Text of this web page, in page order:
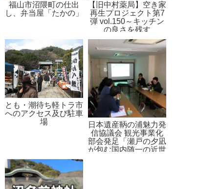
福山市沼隈町の仕出
し、弁当屋「たかの」
【旧中村薬局】空き家
再生プロジェクト第7
弾 vol.150～キッチン
の良さを残す
とも・潮待ち軽トラ市
へのアクセス及び駐車
場
日本遺産鞆の浦魅力発
信協議会 観光事業化
部会発足「瀬戸の夕凪
が包む国内随一の近世